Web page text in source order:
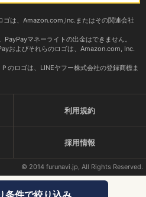
条件で絞り込み
は、Amazon.com,Inc.またはその関連会社
マネーライトの出金はできません。
およびそれらのロゴは、Amazon.com, Inc.
のロゴは、LINEヤフー株式会社の登録商標ま
利用規約
採用情報
© 2014 furunavi.jp, All Rights Reserved.